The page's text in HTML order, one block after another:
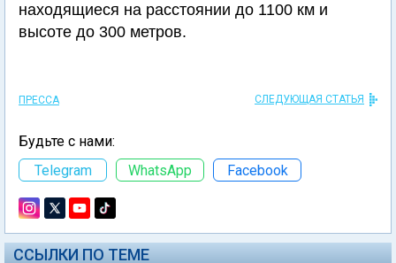
находящиеся на расстоянии до 1100 км и
высоте до 300 метров.
ПРЕССА СЛЕДУЮЩАЯ СТАТЬЯ
Будьте с нами:
Telegram
WhatsApp Facebook
ССЫЛКИ ПО ТЕМЕ